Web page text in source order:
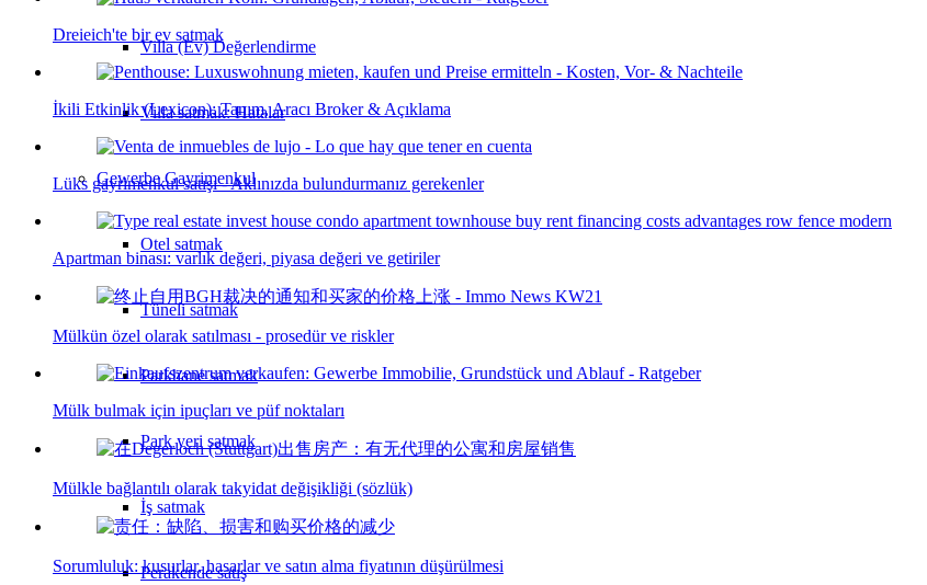
Villa (Ev) Değerlendirme
Villa satmak: Hatalar
GewerbeGayrimenkul
Otel satmak
Tüneli satmak
Parkhane satmak
Park yeri satmak
İş satmak
Perakende satış
Dreieich'te bir ev satmak
İkili Etkinlik (Lexicon): Tanım, Aracı Broker & Açıklama
Lüks gayrimenkul satışı - Aklınızda bulundurmanız gerekenler
Apartman binası: varlık değeri, piyasa değeri ve getiriler
Mülkün özel olarak satılması - prosedür ve riskler
Mülk bulmak için ipuçları ve püf noktaları
Mülkle bağlantılı olarak takyidat değişikliği (sözlük)
Sorumluluk: kusurlar, hasarlar ve satın alma fiyatının düşürülmesi